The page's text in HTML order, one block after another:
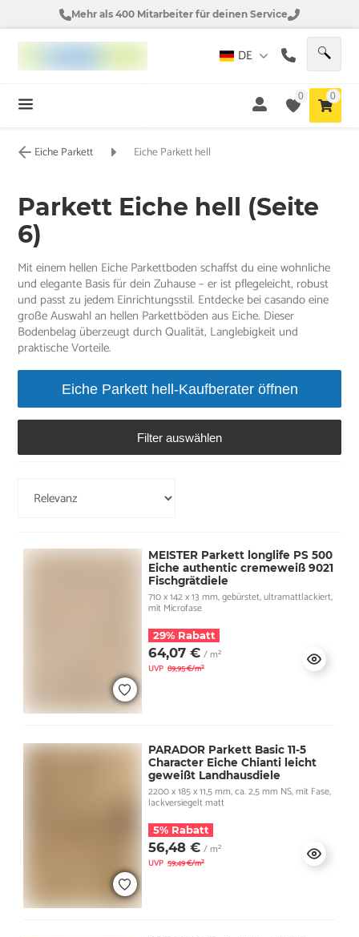
Mehr als 400 Mitarbeiter für deinen Service
DE
0 0
Eiche Parkett Eiche Parkett hell
Parkett Eiche hell (Seite
6)
Mit einem hellen Eiche Parkettboden schaffst du eine wohnliche
und elegante Basis für dein Zuhause – er ist pflegeleicht, robust
und passt zu jedem Einrichtungsstil. Entdecke bei casando eine
große Auswahl an hellen Parkettböden aus Eiche. Dieser
Bodenbelag überzeugt durch Qualität, Langlebigkeit und
praktische Vorteile.
Eiche Parkett hell-Kaufberater öffnen
Filter auswählen
MEISTER Parkett longlife PS 500
Eiche authentic cremeweiß 9021
Fischgrätdiele
710 x 142 x 13 mm, gebürstet, ultramattlackiert,
mit Microfase
29% Rabatt
64,07 € / m²
UVP 89,95 €/m²
PARADOR Parkett Basic 11-5
Character Eiche Chianti leicht
geweißt Landhausdiele
2200 x 185 x 11,5 mm, ca. 2,5 mm NS, mit Fase,
lackversiegelt matt
5% Rabatt
56,48 € / m²
UVP 59,49 €/m²